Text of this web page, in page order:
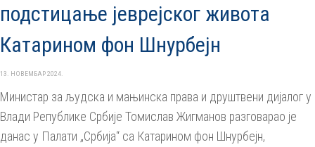
подстицање јеврејског живота
Катарином фон Шнурбејн
13. НОВЕМБАР 2024.
Министар за људска и мањинска права и друштвени дијалог у
Влади Републике Србије Томислав Жигманов разговарао је
данас у Палати „Србија“ са Катарином фон Шнурбејн,